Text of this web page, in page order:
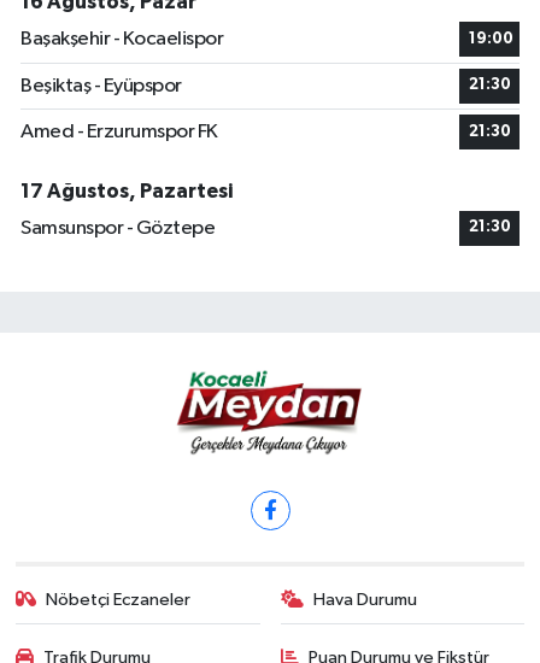
Başakşehir - Kocaelispor
19:00
Beşiktaş - Eyüpspor 21:30
Amed - Erzurumspor FK 21:30
17 Ağustos, Pazartesi
Samsunspor - Göztepe
21:30
Nöbetçi Eczaneler Hava Durumu
Trafik Durumu Puan Durumu ve Fikstür